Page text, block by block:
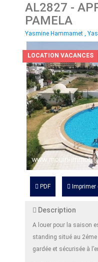
AL2827 -
PAMELA
Yasmine Hammamet ,
LOCATION VACANCES
PDF Imprimer
Description
A louer pour la saison
standing situé au 2éme
gardée et sécurisée à